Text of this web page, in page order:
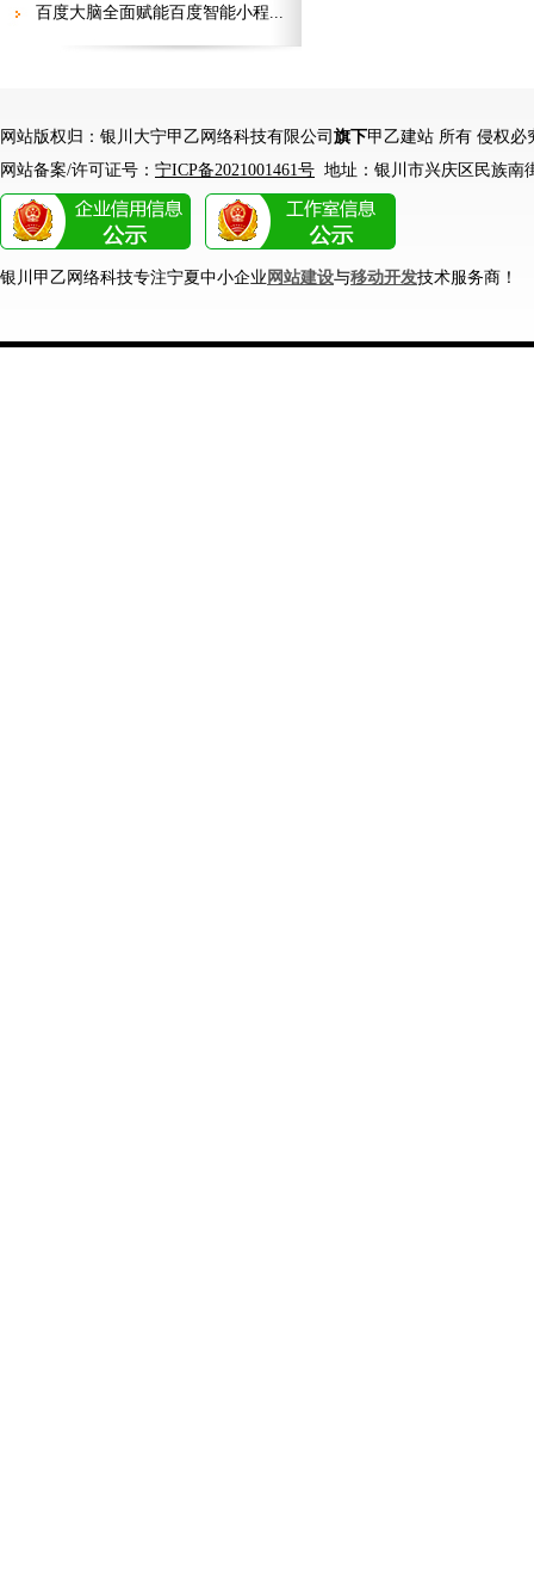
百度大脑全面赋能百度智能小程...
网站版权归：银川大宁甲乙网络科技有限公司 旗下甲乙建站 所有 侵权
网站备案/许可证号： 宁ICP备2021001461号 地址：银川市兴庆区民族南
银川甲乙网络科技专注宁夏中小企业 网站建设与移动开发技术服务商！